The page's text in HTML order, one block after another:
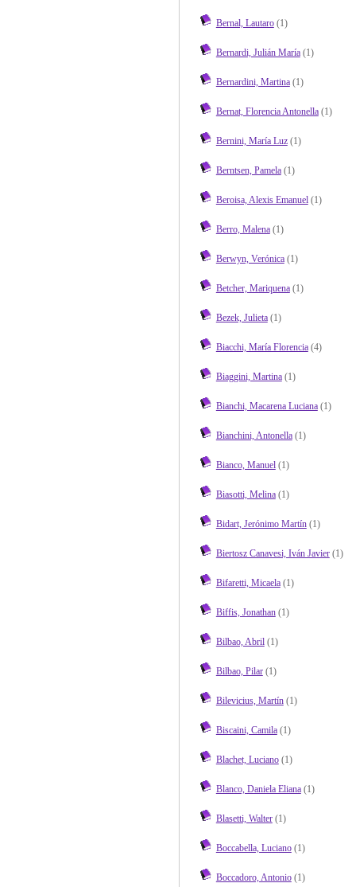
Bernal, Lautaro(1)
Bernardi, Julián María(1)
Bernardini, Martina(1)
Bernat, Florencia Antonella(1)
Bernini, María Luz(1)
Berntsen, Pamela(1)
Beroisa, Alexis Emanuel(1)
Berro, Malena(1)
Berwyn, Verónica(1)
Betcher, Mariquena(1)
Bezek, Julieta(1)
Biacchi, María Florencia(4)
Biaggini, Martina(1)
Bianchi, Macarena Luciana(1)
Bianchini, Antonella(1)
Bianco, Manuel(1)
Biasotti, Melina(1)
Bidart, Jerónimo Martín(1)
Biertosz Canavesi, Iván Javier(1)
Bifaretti, Micaela(1)
Biffis, Jonathan(1)
Bilbao, Abril(1)
Bilbao, Pilar(1)
Bilevicius, Martín(1)
Biscaini, Camila(1)
Blachet, Luciano(1)
Blanco, Daniela Eliana(1)
Blasetti, Walter(1)
Boccabella, Luciano(1)
Boccadoro, Antonio(1)